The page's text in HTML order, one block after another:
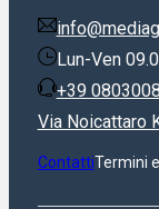
Lun-Ven
+39
Via Noicattaro
ContattiTermini